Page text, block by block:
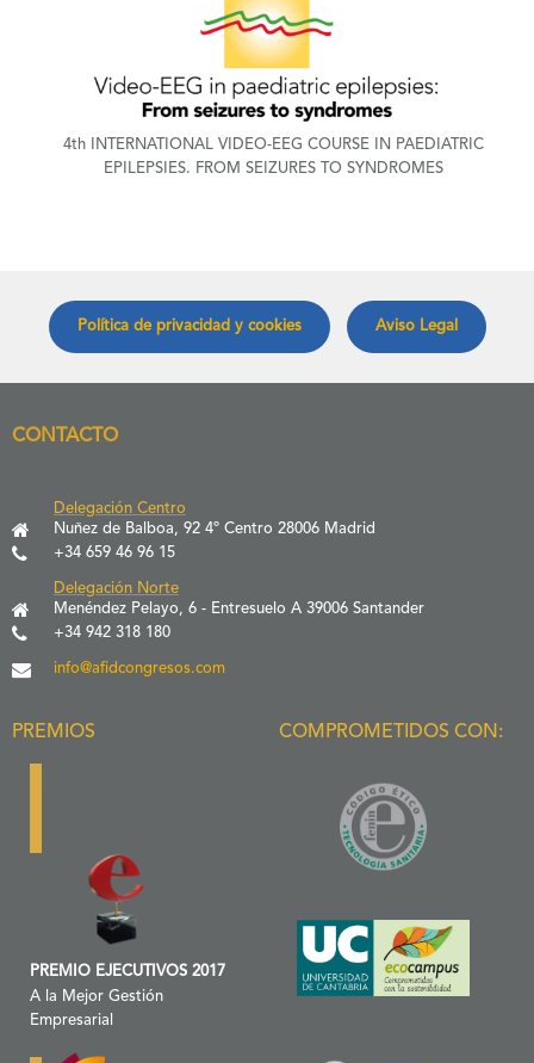
+
4th INTERNATIONAL VIDEO-EEG COURSE IN PAEDIATRIC
EPILEPSIES. FROM SEIZURES TO SYNDROMES
Política de privacidad y cookies Aviso Legal
CONTACTO
Delegación Centro
Nuñez de Balboa, 92 4º Centro 28006 Madrid
+34 659 46 96 15
Delegación Norte
Menéndez Pelayo, 6 - Entresuelo A 39006 Santander
+34 942 318 180
info@afidcongresos.com
PREMIOS
PREMIO EJECUTIVOS 2017
A la Mejor Gestión
Empresarial
COMPROMETIDOS CON: